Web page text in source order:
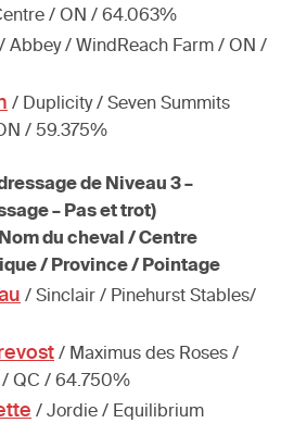
/ ON / 64.063%
/ Abbey / WindReach Farm / ON /
/ Duplicity / Seven Summits
/ 59.375%
de Niveau 3 –
– Pas et trot)
du cheval / Centre
/ Province / Pointage
/ Sinclair / Pinehurst Stables/
/ Maximus des Roses /
/ QC / 64.750%
/ Jordie / Equilibrium